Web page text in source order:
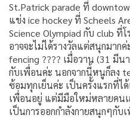
St.Patrick parade ที่
แข่ง ice hockey ที่ Scheels
Science Olympiad กับ club ที่
อาจจะไม่ได้รางวัลแต่สนุกมา
fencing ???? เมื่อวาน (31 มี
กับเพื่อนค่ะ นอกจากนี้หนูก็ลง
ซ้อมทุกเย็นค่ะ เป็นครั้งแรกที่ไ
เพื่อนอยู่ แต่มีมือใหม่หลายคน
เป็นการออกกำลังกายสนุกๆกับ